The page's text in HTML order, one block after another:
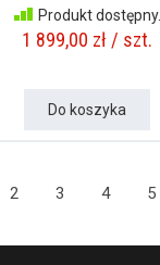
Produkt dostępny.
1 899,00 zł / szt.
Do koszyka
2 3 4 5